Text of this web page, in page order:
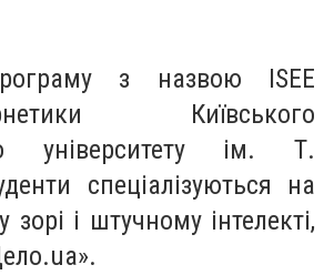
з назвою ISEE
Київського
університету ім. Т.
спеціалізуються на
і штучному інтелекті,